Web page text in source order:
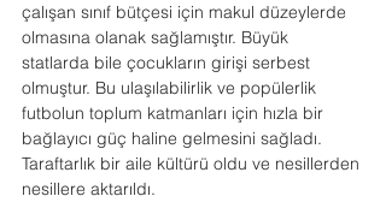
çalışan sınıf bütçesi için makul düzeylerde
olmasına olanak sağlamıştır. Büyük
statlarda bile çocukların girişi serbest
olmuştur. Bu ulaşılabilirlik ve popülerlik
futbolun toplum katmanları için hızla bir
bağlayıcı güç haline gelmesini sağladı.
Taraftarlık bir aile kültürü oldu ve nesillerden
nesillere aktarıldı.